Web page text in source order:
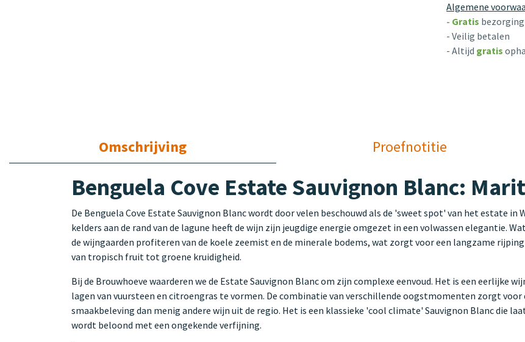
Algemene
- Gratis bezorging
- Veilig betalen
- Altijd gratis
Omschrijving Proefnotitie
Benguela Cove Estate Sauvignon Blanc:
De Benguela Cove Estate Sauvignon Blanc wordt door velen beschouwd als de 'sweet spot' van het estate in
kelders aan de rand van de lagune heeft de wijn zijn jeugdige energie omgezet in een volwassen elegantie.
de wijngaarden profiteren van de koele zeemist en de minerale bodems, wat zorgt voor een langzame
van tropisch fruit tot groene kruidigheid.
Bij de Brouwhoeve waarderen we de Estate Sauvignon Blanc om zijn complexe eenvoud. Het is een eerlijke
lagen van vuursteen en citroengras te vormen. De combinatie van verschillende oogstmomenten zorgt
smaakbeleving dan menig andere wijn uit de regio. Het is een klassieke 'cool climate' Sauvignon Blanc die
wordt beloond met een ongekende verfijning.